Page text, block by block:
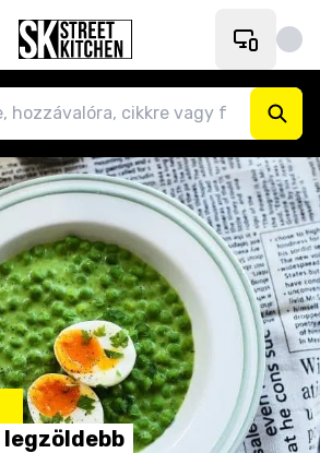
legzöldebb